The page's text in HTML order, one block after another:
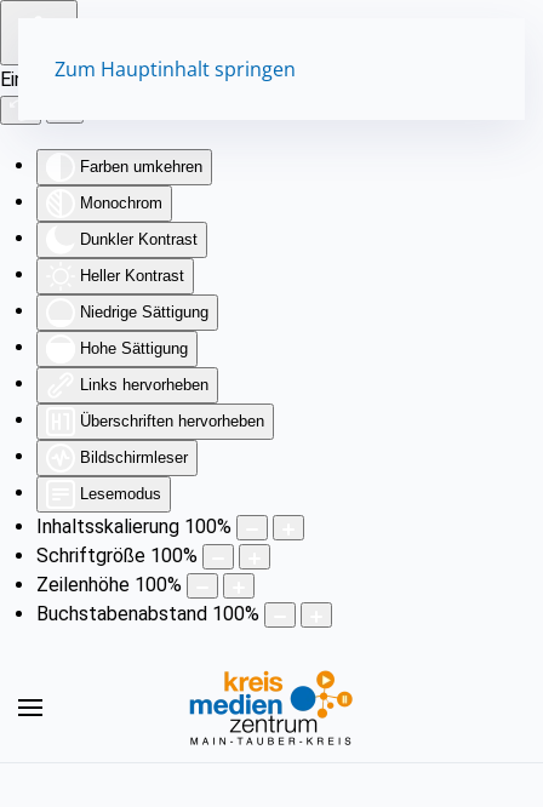
Eingabehilfen öffnen
Farben umkehren
Monochrom
Dunkler Kontrast
Heller Kontrast
Niedrige Sättigung
Hohe Sättigung
Links hervorheben
Überschriften hervorheben
Bildschirmleser
Lesemodus
Inhaltsskalierung 100%
Schriftgröße 100%
Zeilenhöhe 100%
Buchstabenabstand 100%
Zum Hauptinhalt springen